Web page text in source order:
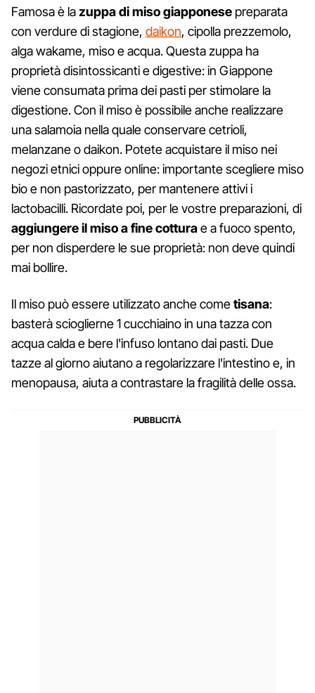
Famosa è lazuppa di miso giapponese preparata
con verdure di stagione, daikon, cipolla prezzemolo,
alga wakame, miso e acqua. Questa zuppa ha
proprietà disintossicanti e digestive: in Giappone
viene consumata prima dei pasti per stimolare la
digestione. Con il miso è possibile anche realizzare
una salamoia nella quale conservare cetrioli,
melanzane o daikon. Potete acquistare il miso nei
negozi etnici oppure online: importante scegliere miso
bio e non pastorizzato, per mantenere attivi i
lactobacilli. Ricordate poi, per le vostre preparazioni, di
aggiungere il miso a fine cotturae a fuoco spento,
per non disperdere le sue proprietà: non deve quindi
mai bollire.
Il miso può essere utilizzato anche cometisana:
basterà scioglierne 1 cucchiaino in una tazza con
acqua calda e bere l'infuso lontano dai pasti. Due
tazze al giorno aiutano a regolarizzare l'intestino e, in
menopausa, aiuta a contrastare la fragilità delle ossa.